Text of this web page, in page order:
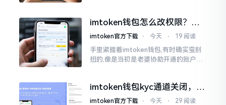
上就是给资产增添一道保障
imtoken钱包怎么改权限？老
用户手把手教你换主人
imtoken官方下载 ⋅ 今天 ⋅ 19 阅读
手里紧握着imtoken钱包,有时确实蛮别
扭的,像是当初是老婆协助开通的账户呢,
imtoken钱包kyc通道关闭，你
的资产咋办？
imtoken官方下载 ⋅ 今天 ⋅ 29 阅读